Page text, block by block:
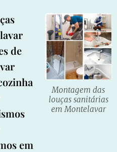
Montagem das
louças sanitárias
em Montelavar
de
em